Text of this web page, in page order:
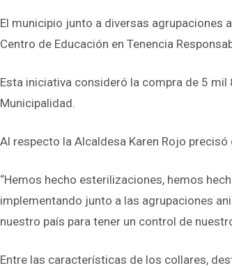
El municipio junto a diversas agrupaciones
Centro de Educación en Tenencia
Esta iniciativa consideró la compra de 5
Municipalidad.
Al respecto la Alcaldesa Karen Rojo
“Hemos hecho esterilizaciones, hemos
implementando junto a las agrupaciones
nuestro país para tener un control de
Entre las características de los collares,